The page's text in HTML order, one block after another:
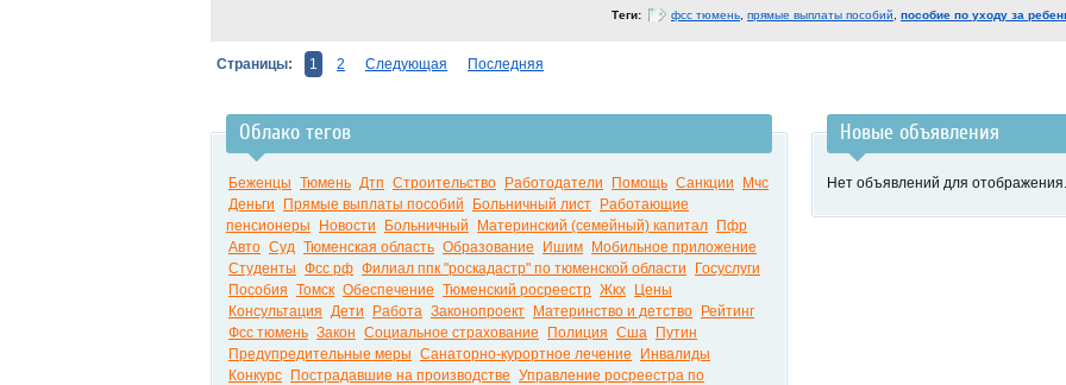
Теги: фсс тюмень прямые выплаты пособий пособие по уходу за
Страницы: 1 2 Следующая Последняя
Облако тегов
Беженцы Тюмень Дтп Строительство Работодатели Помощь Санкции
Мчс
Деньги
Прямые выплаты пособий Больничный лист
Работающие
пенсионеры
Новости Больничный Материнский (семейный) капитал
Пфр
Авто Суд Тюменская область Образование Ишим
Мобильное приложение
Студенты Фсс рф Филиал ппк "роскадастр" по тюменской области
Госуслуги
Пособия Томск Обеспечение Тюменский росреестр Жкх
Цены
Консультация Дети Работа Законопроект Материнство и детство
Рейтинг
Фсс тюмень Закон Социальное страхование Полиция Сша
Путин
Предупредительные меры Санаторно-курортное лечение
Инвалиды
Конкурс
Пострадавшие на производстве Управление росреестра по
Новые объявления
Нет объявлений для отображения.